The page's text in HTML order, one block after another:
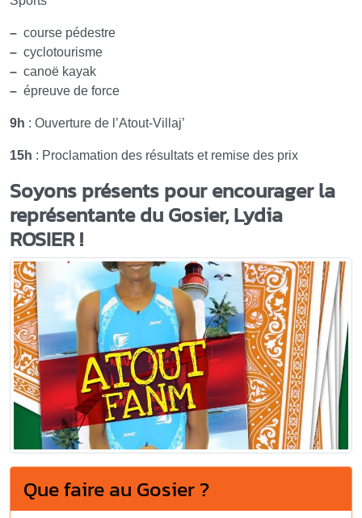
– course pédestre
– cyclotourisme
– canoë kayak
– épreuve de force
9h : Ouverture de l’Atout-Villaj’
15h : Proclamation des résultats et remise des prix
Soyons présents pour encourager la
représentante du Gosier, Lydia
ROSIER !
Que faire au Gosier ?